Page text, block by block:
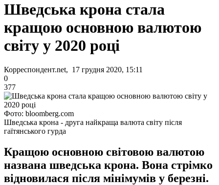
Шведська крона стала
кращою основною валютою
світу у 2020 році
Корреспондент.net, 17 грудня 2020, 15:11
0
377
Фото: bloomberg.com
Шведська крона - друга найкраща валюта світу після
гаїтянського гурда
Кращою основною світовою валютою
названа шведська крона. Вона стрімко
відновилася після мінімумів у березні.